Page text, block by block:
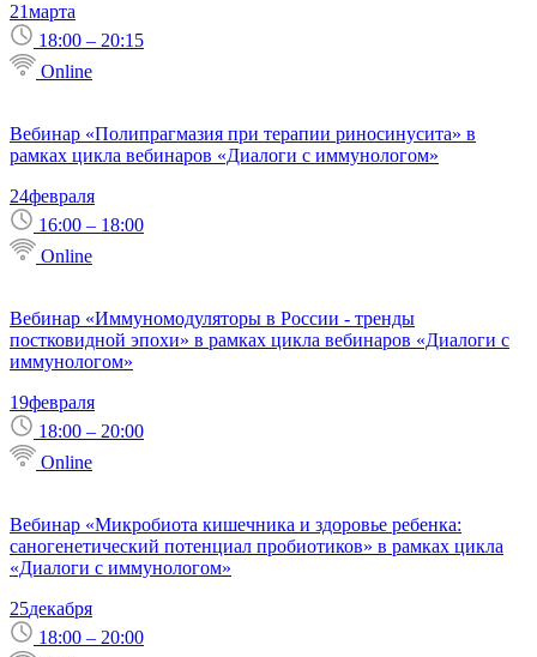
21марта
18:00 – 20:15
Online
Вебинар «Полипрагмазия при терапии риносинусита» в
рамках цикла вебинаров «Диалоги с иммунологом»
24февраля
16:00 – 18:00
Online
Вебинар «Иммуномодуляторы в России - тренды
постковидной эпохи» в рамках цикла вебинаров «Диалоги с
иммунологом»
19февраля
18:00 – 20:00
Online
Вебинар «Микробиота кишечника и здоровье ребенка:
саногенетический потенциал пробиотиков» в рамках цикла
«Диалоги с иммунологом»
25декабря
18:00 – 20:00